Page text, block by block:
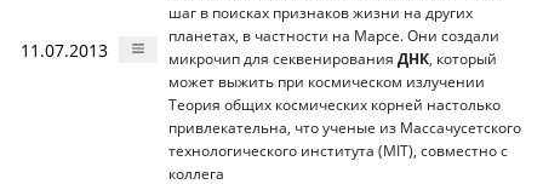
11.07.2013
шаг в поисках признаков жизни на других
планетах, в частности на Марсе. Они создали
микрочип для секвенирования ДНК, который
может выжить при космическом излучении
Теория общих космических корней настолько
привлекательна, что ученые из Массачусетского
технологического института (MIT), совместно с
коллега